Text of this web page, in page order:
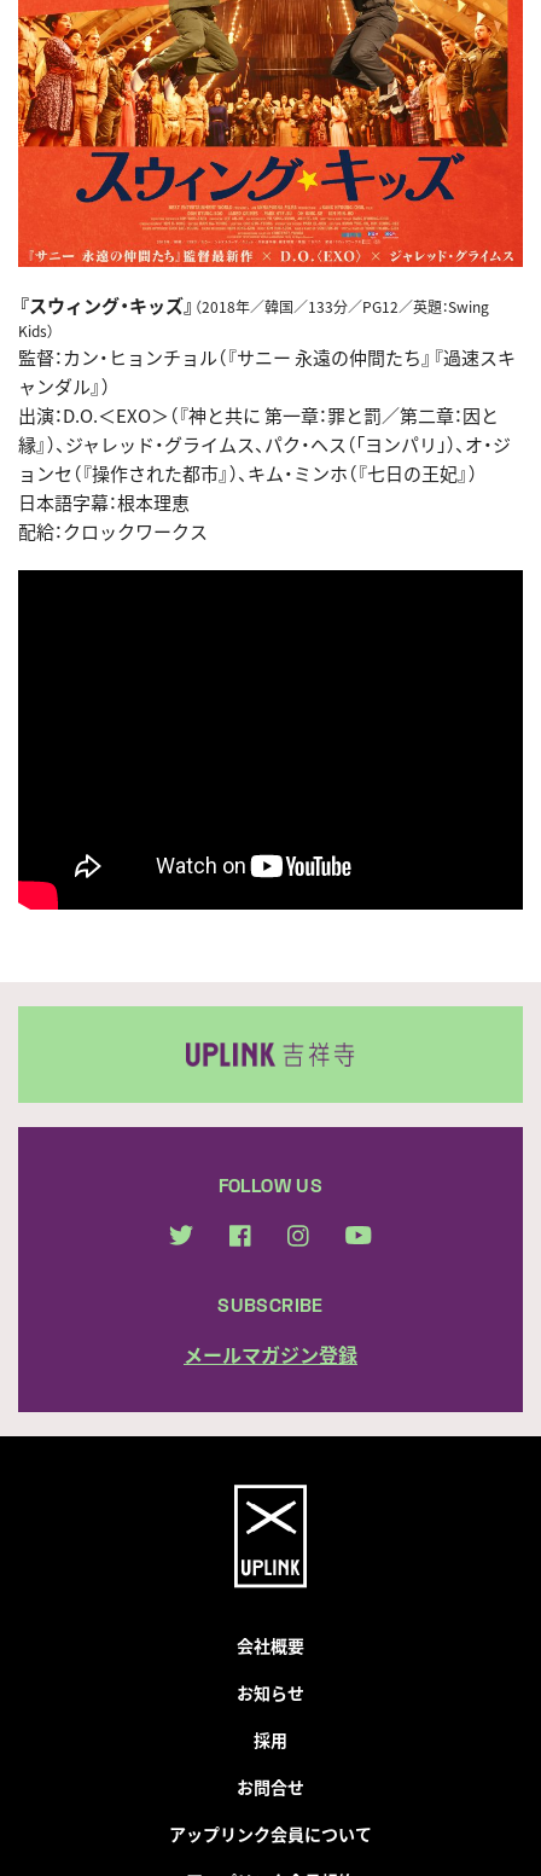
『スウィング・キッズ』 （2018年／韓国／133分／PG12／英題：Swing
Kids）
監督：カン・ヒョンチョル（『サニー 永遠の仲間たち』『過速スキ
ャンダル』）
出演：D.O.＜EXO＞（『神と共に 第一章：罪と罰／第二章：因と
縁』）、ジャレッド・グライムス、パク・ヘス（「ヨンパリ」）、オ・ジ
ョンセ（『操作された都市』）、キム・ミンホ（『七日の王妃』）
日本語字幕：根本理恵
配給：クロックワークス
FOLLOW US
SUBSCRIBE
メールマガジン登録
会社概要
お知らせ
採用
お問合せ
アップリンク会員について